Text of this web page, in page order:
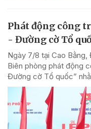
Phát động công
- Đường cờ Tổ
Ngày 7/8 tại Cao Bằng,
Biên phòng phát động
Đường cờ Tổ quốc”